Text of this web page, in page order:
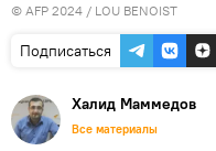
© AFP 2024 / LOU BENOIST
Подписаться
Халид Маммедов
Все материалы